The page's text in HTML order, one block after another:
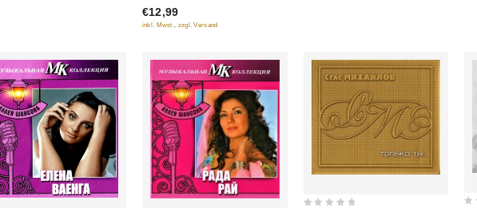
5
€12,99
inkl. Mwst., zzgl. Versand